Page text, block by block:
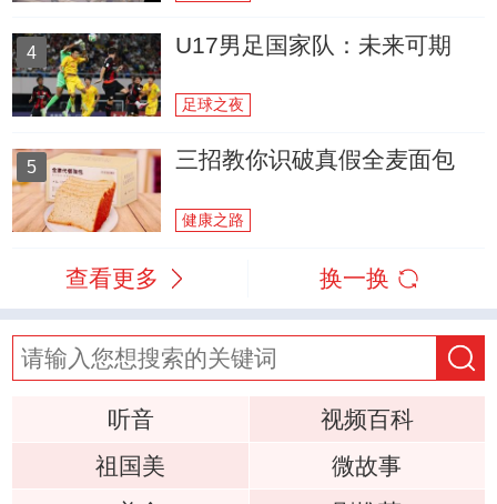
4 U17男足国家队：未来可期
足球之夜
5 三招教你识破真假全麦面包
健康之路
查看更多 换一换
听音
视频百科
祖国美
微故事